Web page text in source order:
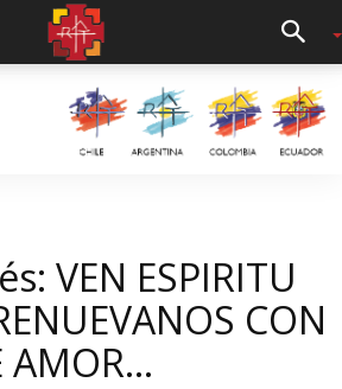
VEN ESPIRITU
CON
AMOR…